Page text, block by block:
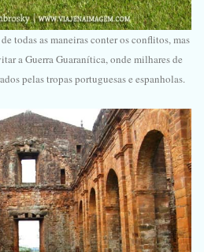
todas as maneiras conter os conflitos, mas
a Guerra Guaranítica, onde milhares de
pelas tropas portuguesas e espanholas.